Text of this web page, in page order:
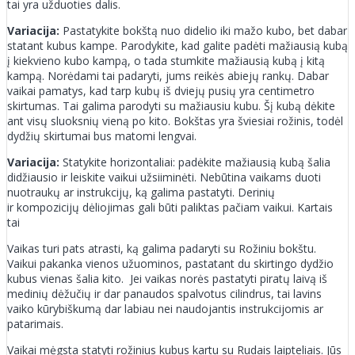
tai yra užduoties dalis.
Variacija: Pastatykite bokštą nuo didelio iki mažo kubo, bet dabar
statant kubus kampe. Parodykite, kad galite padėti mažiausią kubą
į kiekvieno kubo kampą, o tada stumkite mažiausią kubą į kitą
kampą. Norėdami tai padaryti, jums reikės abiejų rankų. Dabar
vaikai pamatys, kad tarp kubų iš dviejų pusių yra centimetro
skirtumas. Tai galima parodyti su mažiausiu kubu. Šį kubą dėkite
ant visų sluoksnių vieną po kito. Bokštas yra šviesiai rožinis, todėl
dydžių skirtumai bus matomi lengvai.
Variacija: Statykite horizontaliai: padėkite mažiausią kubą šalia
didžiausio ir leiskite vaikui užsiiminėti. Nebūtina vaikams duoti
nuotraukų ar instrukcijų, ką galima pastatyti. Derinių
ir kompozicijų dėliojimas gali būti paliktas pačiam vaikui. Kartais
tai
Vaikas turi pats atrasti, ką galima padaryti su Rožiniu bokštu.
Vaikui pakanka vienos užuominos, pastatant du skirtingo dydžio
kubus vienas šalia kito. Jei vaikas norės pastatyti piratų laivą iš
medinių dėžučių ir dar panaudos spalvotus cilindrus, tai lavins
vaiko kūrybiškumą dar labiau nei naudojantis instrukcijomis ar
patarimais.
Vaikai mėgsta statyti rožinius kubus kartu su Rudais laipteliais. Jūs